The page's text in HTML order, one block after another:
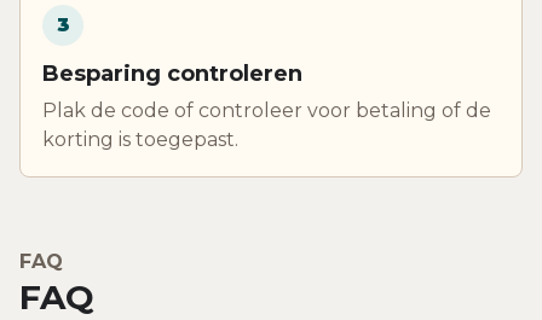
3
Besparing controleren
Plak de code of controleer voor betaling of de
korting is toegepast.
FAQ
FAQ